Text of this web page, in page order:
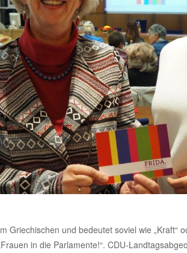
Griechischen und bedeutet soviel wie „Kraft“
in die Parlamente!“. CDU-